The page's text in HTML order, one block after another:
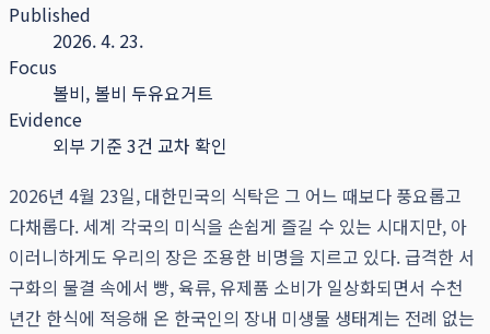
Published
2026. 4. 23.
Focus
볼비, 볼비 두유요거트
Evidence
외부 기준 3건 교차 확인
2026년 4월 23일, 대한민국의 식탁은 그 어느 때보다 풍요롭고
다채롭다. 세계 각국의 미식을 손쉽게 즐길 수 있는 시대지만, 아
이러니하게도 우리의 장은 조용한 비명을 지르고 있다. 급격한 서
구화의 물결 속에서 빵, 육류, 유제품 소비가 일상화되면서 수천
년간 한식에 적응해 온 한국인의 장내 미생물 생태계는 전례 없는